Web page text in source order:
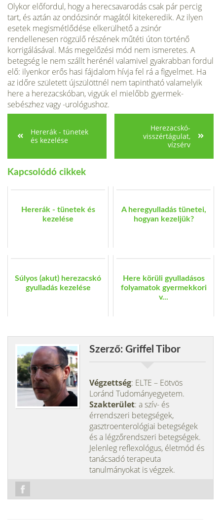
Olykor előfordul, hogy a herecsavarodás csak pár percig
tart, és aztán az ondózsinór magától kitekeredik. Az ilyen
esetek megismétlődése elkerülhető a zsinór
rendellenesen rögzülő részének műtéti úton történő
korrigálásával. Más megelőzési mód nem ismeretes. A
betegség le nem szállt herénél valamivel gyakrabban fordul
elő: ilyenkor erős hasi fájdalom hívja fel rá a figyelmet. Ha
az időre született újszülöttnél nem tapintható valamelyik
here a herezacskóban, vigyük el mielőbb gyermek-
sebészhez vagy -urológushoz.
Hererák - tünetek
és kezelése
Herezacskó-
visszértágulat,
vízsérv
Kapcsolódó cikkek
Hererák - tünetek és
kezelése
A heregyulladás tünetei,
hogyan kezeljük?
Súlyos (akut) herezacskó
gyulladás kezelése
Here körüli gyulladásos
folyamatok gyermekkori
v...
Szerző: Griffel Tibor
Végzettség: ELTE – Eötvös
Loránd Tudományegyetem.
Szakterület: a szív- és
érrendszeri betegségek,
gasztroenterológiai betegségek
és a légzőrendszeri betegségek.
Jelenleg reflexológus, életmód és
tanácsadó terapeuta
tanulmányokat is végzek.